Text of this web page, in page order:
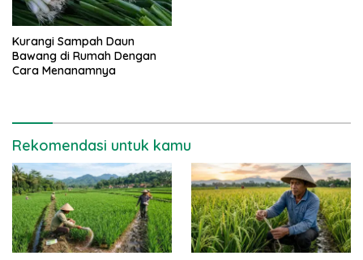
Kurangi Sampah Daun
Bawang di Rumah Dengan
Cara Menanamnya
Rekomendasi untuk kamu